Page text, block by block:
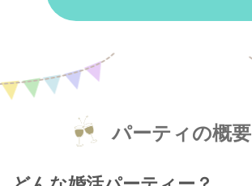
パーティの概要